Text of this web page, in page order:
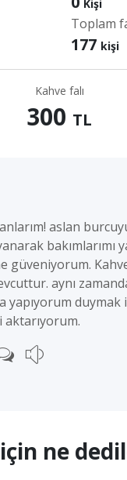
Kişi
Toplam
177 kişi
Kahve falı
300 TL
aslan
bakımlarımı
güveniyorum.
aynı
yapıyorum
ne